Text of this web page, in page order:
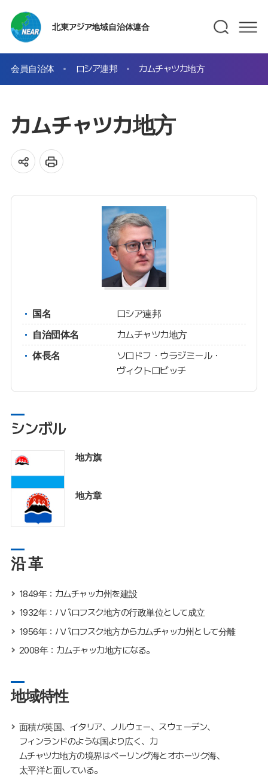
北東アジア地域自治体連合
会員自治体 ロシア連邦 カムチャツカ地方
カムチャツカ地方
国名
ロシア連邦
自治団体名
カムチャツカ地方
体長名
ソロドフ・ウラジミール・
ヴィクトロビッチ
シンボル
地方旗
地方章
沿 革
1849年：カムチャッカ州を建設
1932年：ハバロフスク地方の行政単位として成立
1956年：ハバロフスク地方からカムチャッカ州として分離
2008年：カムチャッカ地方になる。
地域特性
面積が英国、イタリア、ノルウェー、スウェーデン、
フィンランドのような国より広く、カ
ムチャツカ地方の境界はベーリング海とオホーツク海、
太平洋と面している。